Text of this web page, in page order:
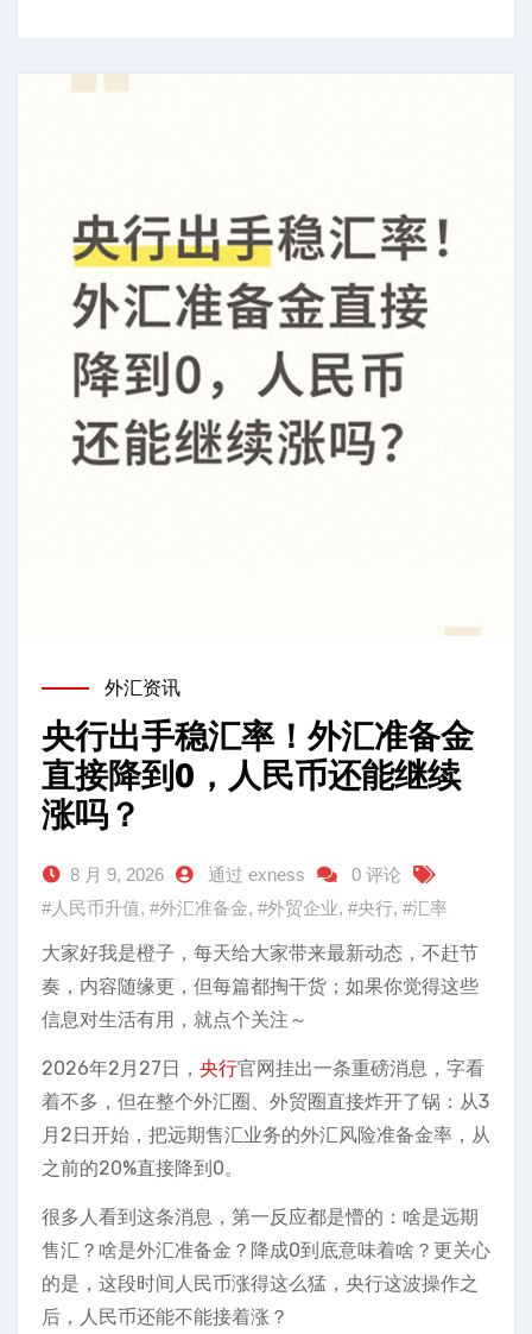
外汇资讯
央行出手稳汇率！外汇准备金
直接降到0，人民币还能继续
涨吗？
8 月 9, 2026 通过 exness
0 评论
#人民币升值, #外汇准备金, #外贸企业, #央行, #汇率
大家好我是橙子，每天给大家带来最新动态，不赶节
奏，内容随缘更，但每篇都掏干货；如果你觉得这些
信息对生活有用，就点个关注～
2026年2月27日， 央行官网挂出一条重磅消息，字看
着不多，但在整个外汇圈、外贸圈直接炸开了锅：从3
月2日开始，把远期售汇业务的外汇风险准备金率，从
之前的20%直接降到0。
很多人看到这条消息，第一反应都是懵的：啥是远期
售汇？啥是外汇准备金？降成0到底意味着啥？更关心
的是，这段时间人民币涨得这么猛，央行这波操作之
后，人民币还能不能接着涨？